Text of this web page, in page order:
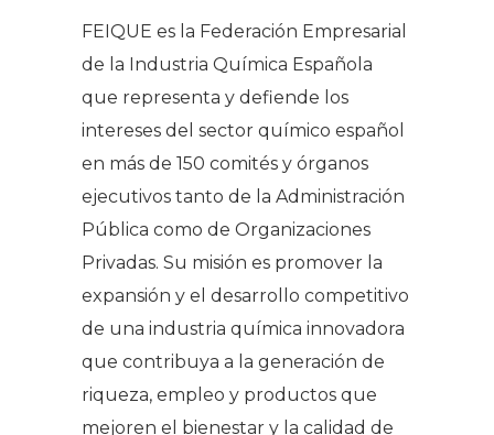
FEIQUE es la Federación Empresarial
de la Industria Química Española
que representa y defiende los
intereses del sector químico español
en más de 150 comités y órganos
ejecutivos tanto de la Administración
Pública como de Organizaciones
Privadas. Su misión es promover la
expansión y el desarrollo competitivo
de una industria química innovadora
que contribuya a la generación de
riqueza, empleo y productos que
mejoren el bienestar y la calidad de